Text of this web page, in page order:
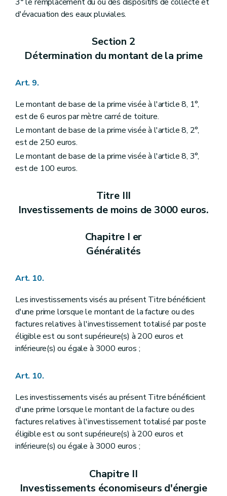
d'évacuation des eaux pluviales.
Section 2
Détermination du montant de la prime
Art. 9.
Le montant de base de la prime visée à l'article 8, 1°,
est de 6 euros par mètre carré de toiture.
Le montant de base de la prime visée à l'article 8, 2°,
est de 250 euros.
Le montant de base de la prime visée à l'article 8, 3°,
est de 100 euros.
Titre III
Investissements de moins de 3000 euros.
Chapitre I er
Généralités
Art. 10.
Les investissements visés au présent Titre bénéficient
d'une prime lorsque le montant de la facture ou des
factures relatives à l'investissement totalisé par poste
éligible est ou sont supérieure(s) à 200 euros et
inférieure(s) ou égale à 3000 euros ;
Art. 10.
Les investissements visés au présent Titre bénéficient
d'une prime lorsque le montant de la facture ou des
factures relatives à l'investissement totalisé par poste
éligible est ou sont supérieure(s) à 200 euros et
inférieure(s) ou égale à 3000 euros ;
Chapitre II
Investissements économiseurs d'énergie